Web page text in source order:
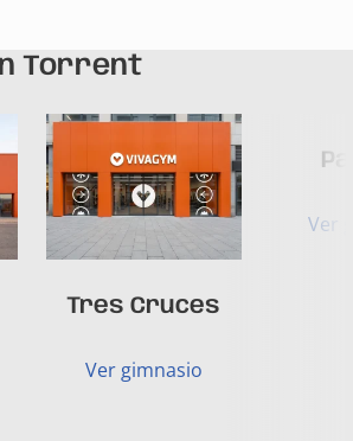
Torrent
Tres Cruces
Ver gimnasio
Ver